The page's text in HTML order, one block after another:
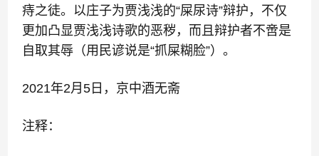
痔之徒。以庄子为贾浅浅的“屎尿诗”辩护，不仅
更加凸显贾浅浅诗歌的恶秽，而且辩护者不啻是
自取其辱（用民谚说是“抓屎糊脸”）。
2021年2月5日，京中酒无斋
注释：